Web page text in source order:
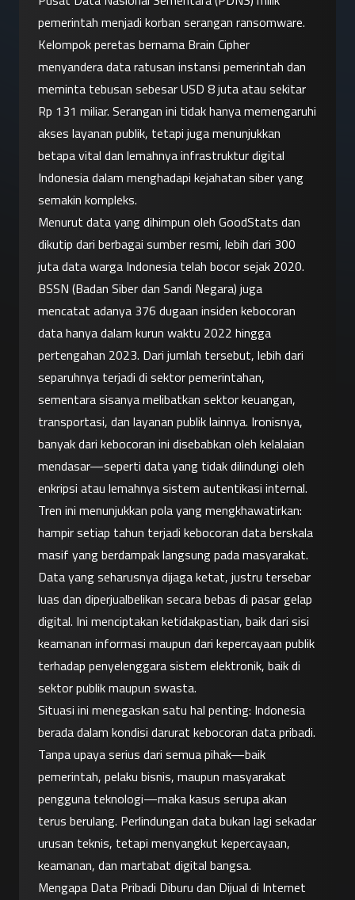
pemerintah menjadi korban serangan ransomware.
Kelompok peretas bernama Brain Cipher
menyandera data ratusan instansi pemerintah dan
meminta tebusan sebesar USD 8 juta atau sekitar
Rp 131 miliar. Serangan ini tidak hanya memengaruhi
akses layanan publik, tetapi juga menunjukkan
betapa vital dan lemahnya infrastruktur digital
Indonesia dalam menghadapi kejahatan siber yang
semakin kompleks.
Menurut data yang dihimpun oleh GoodStats dan
dikutip dari berbagai sumber resmi, lebih dari 300
juta data warga Indonesia telah bocor sejak 2020.
BSSN (Badan Siber dan Sandi Negara) juga
mencatat adanya 376 dugaan insiden kebocoran
data hanya dalam kurun waktu 2022 hingga
pertengahan 2023. Dari jumlah tersebut, lebih dari
separuhnya terjadi di sektor pemerintahan,
sementara sisanya melibatkan sektor keuangan,
transportasi, dan layanan publik lainnya. Ironisnya,
banyak dari kebocoran ini disebabkan oleh kelalaian
mendasar—seperti data yang tidak dilindungi oleh
enkripsi atau lemahnya sistem autentikasi internal.
Tren ini menunjukkan pola yang mengkhawatirkan:
hampir setiap tahun terjadi kebocoran data berskala
masif yang berdampak langsung pada masyarakat.
Data yang seharusnya dijaga ketat, justru tersebar
luas dan diperjualbelikan secara bebas di pasar gelap
digital. Ini menciptakan ketidakpastian, baik dari sisi
keamanan informasi maupun dari kepercayaan publik
terhadap penyelenggara sistem elektronik, baik di
sektor publik maupun swasta.
Situasi ini menegaskan satu hal penting: Indonesia
berada dalam kondisi darurat kebocoran data pribadi.
Tanpa upaya serius dari semua pihak—baik
pemerintah, pelaku bisnis, maupun masyarakat
pengguna teknologi—maka kasus serupa akan
terus berulang. Perlindungan data bukan lagi sekadar
urusan teknis, tetapi menyangkut kepercayaan,
keamanan, dan martabat digital bangsa.
Mengapa Data Pribadi Diburu dan Dijual di Internet